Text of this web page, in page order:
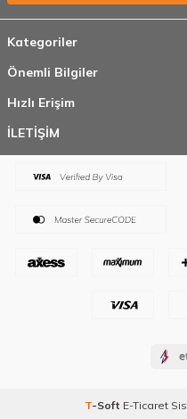
Kategoriler
Önemli Bilgiler
Hızlı Erişim
İLETİŞİM
T-Soft E-Ticaret